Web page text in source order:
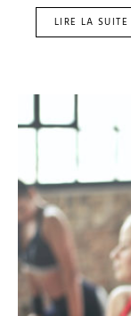
LIRE LA SUITE